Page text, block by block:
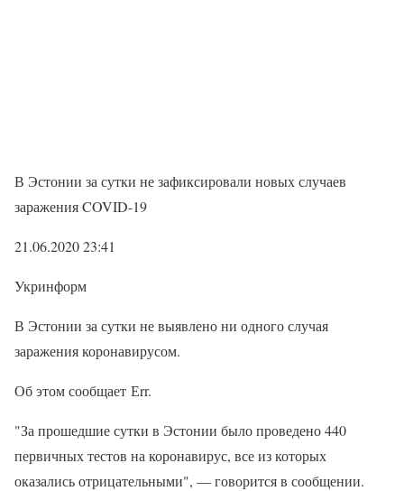
В Эстонии за сутки не зафиксировали новых случаев
заражения COVID-19
21.06.2020 23:41
Укринформ
В Эстонии за сутки не выявлено ни одного случая
заражения коронавирусом.
Об этом сообщает Еrr.
"За прошедшие сутки в Эстонии было проведено 440
первичных тестов на коронавирус, все из которых
оказались отрицательными", — говорится в сообщении.